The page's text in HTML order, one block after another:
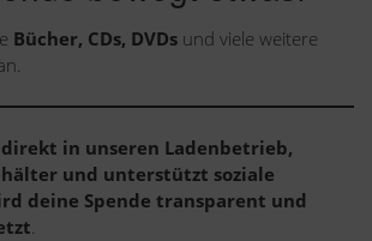
Bücher, CDs, DVDs und viele weitere
in unseren Ladenbetrieb,
und unterstützt soziale
deine Spende transparent und
.